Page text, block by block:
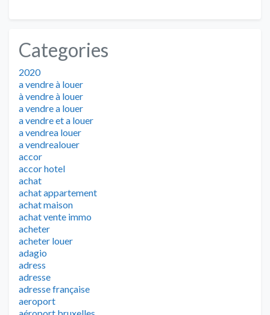
Categories
2020
a vendre à louer
à vendre à louer
a vendre a louer
a vendre et a louer
a vendrea louer
a vendrealouer
accor
accor hotel
achat
achat appartement
achat maison
achat vente immo
acheter
acheter louer
adagio
adress
adresse
adresse française
aeroport